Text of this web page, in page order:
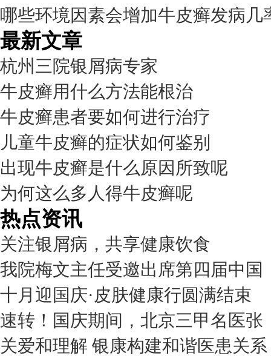
哪些环境因素会增加牛皮癣发病几
最新文章
杭州三院银屑病专家
牛皮癣用什么方法能根治
牛皮癣患者要如何进行治疗
儿童牛皮癣的症状如何鉴别
出现牛皮癣是什么原因所致呢
为何这么多人得牛皮癣呢
热点资讯
关注银屑病，共享健康饮食
我院梅文主任受邀出席第四届中国
十月迎国庆·皮肤健康行圆满结束
速转！国庆期间，北京三甲名医张
关爱和理解 银康构建和谐医患关系